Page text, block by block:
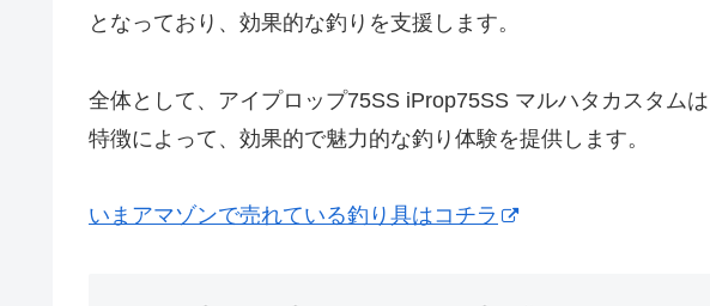
となっており、効果的な釣りを支援します。
全体として、アイプロップ75SS iProp75SS マルハタカスタム
特徴によって、効果的で魅力的な釣り体験を提供します。
いまアマゾンで売れている釣り具はコチラ